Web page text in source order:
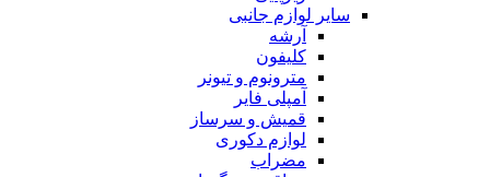
سایر لوازم جانبی
آرشه
کلیفون
مترونوم و تیونر
آمپلی فایر
قمیش و سرساز
لوازم دکوری
مضراب